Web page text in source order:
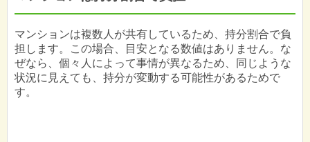
マンションは複数人が共有しているため、持分割合で負
担します。この場合、目安となる数値はありません。な
ぜなら、個々人によって事情が異なるため、同じような
状況に見えても、持分が変動する可能性があるためで
す。